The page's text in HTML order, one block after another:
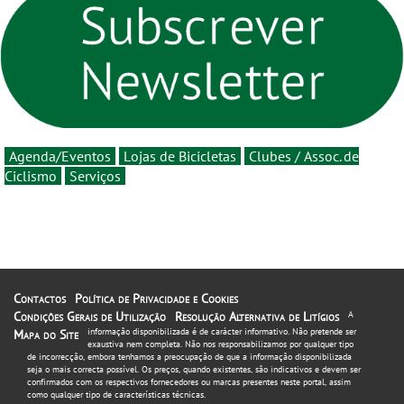
rumo ao centenário - Volta
a Portugal em Bicicleta
estará na estrada entre 5 e
16 de agosto
Agenda/Eventos Lojas de Bicicletas
Clubes / Assoc. de
Ciclismo
Serviços
Contactos
Política de Privacidade e Cookies
Condições Gerais de Utilização
Resolução Alternativa de Litígios
Mapa do Site
A
informação disponibilizada é de carácter informativo. Não pretende ser
exaustiva nem completa. Não nos responsabilizamos por qualquer tipo
de incorrecção, embora tenhamos a preocupação de que a informação disponibilizada
seja o mais correcta possível. Os preços, quando existentes, são indicativos e devem ser
confirmados com os respectivos fornecedores ou marcas presentes neste portal, assim
como qualquer tipo de características técnicas.